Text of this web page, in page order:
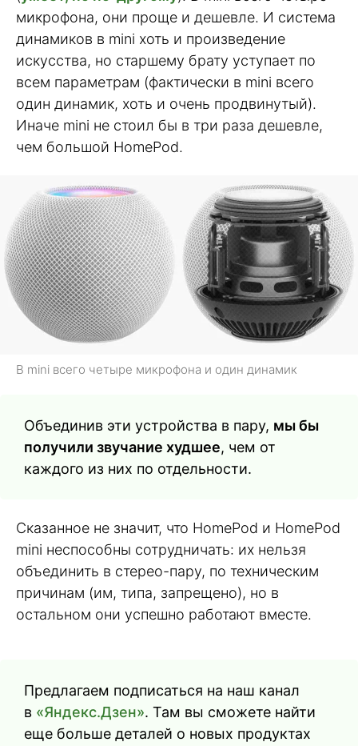
микрофона, они проще и дешевле. И система
динамиков в mini хоть и произведение
искусства, но старшему брату уступает по
всем параметрам (фактически в mini всего
один динамик, хоть и очень продвинутый).
Иначе mini не стоил бы в три раза дешевле,
чем большой HomePod.
В mini всего четыре микрофона и один динамик
Объединив эти устройства в пару, мы бы
получили звучание худшее, чем от
каждого из них по отдельности.
Сказанное не значит, что HomePod и HomePod
mini неспособны сотрудничать: их нельзя
объединить в стерео-пару, по техническим
причинам (им, типа, запрещено), но в
остальном они успешно работают вместе.
Предлагаем подписаться на наш канал
в «Яндекс.Дзен». Там вы сможете найти
еще больше деталей о новых продуктах